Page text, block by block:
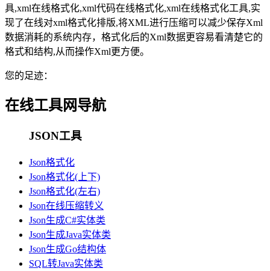
具,xml在线格式化,xml代码在线格式化,xml在线格式化工具,实
现了在线对xml格式化排版,将XML进行压缩可以减少保存Xml
数据消耗的系统内存，格式化后的Xml数据更容易看清楚它的
格式和结构,从而操作Xml更方便。
您的足迹：
在线工具网导航
JSON工具
Json格式化
Json格式化(上下)
Json格式化(左右)
Json在线压缩转义
Json生成C#实体类
Json生成Java实体类
Json生成Go结构体
SQL转Java实体类